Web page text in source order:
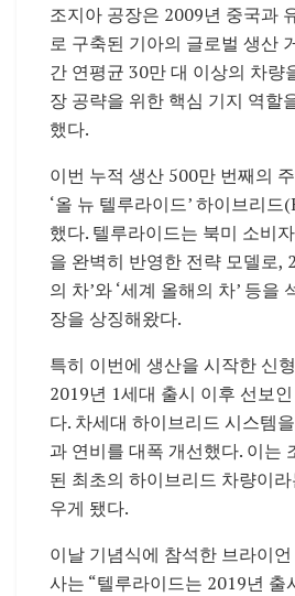
조지아 공장은 2009년 중국과
로 구축된 기아의 글로벌 생산
간 연평균 30만 대 이상의 차량
장 공략을 위한 핵심 기지 역할
했다.
이번 누적 생산 500만 번째의
‘올 뉴 텔루라이드’ 하이브리드
했다. 텔루라이드는 북미 소비
을 완벽히 반영한 전략 모델로,
의 차’와 ‘세계 올해의 차’ 등을
장을 상징해왔다.
특히 이번에 생산을 시작한 신
2019년 1세대 출시 이후 선보
다. 차세대 하이브리드 시스템
과 연비를 대폭 개선했다. 이는
된 최초의 하이브리드 차량이
우게 됐다.
이날 기념식에 참석한 브라이
사는 “텔루라이드는 2019년 출